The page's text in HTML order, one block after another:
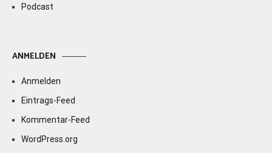
Podcast
ANMELDEN
Anmelden
Eintrags-Feed
Kommentar-Feed
WordPress.org